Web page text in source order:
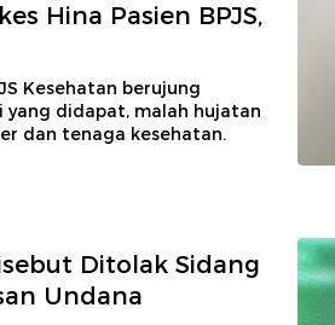
Hina Pasien BPJS,
Kesehatan berujung
yang didapat, malah hujatan
dan tenaga kesehatan.
Ditolak Sidang
Undana